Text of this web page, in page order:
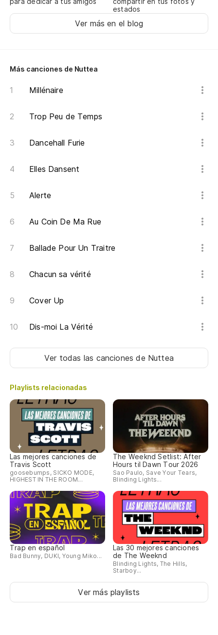
estados
Ver más en el blog
Más canciones de Nuttea
Millénaire
Trop Peu de Temps
Dancehall Furie
Elles Dansent
Alerte
Au Coin De Ma Rue
Ballade Pour Un Traitre
Chacun sa vérité
Cover Up
Dis-moi La Vérité
Ver todas las cancionesde Nuttea
Playlists relacionadas
Las mejores canciones de
Travis Scott
goosebumps, SICKO MODE,
HIGHEST IN THE ROOM...
The Weeknd Setlist: After
Hours til Dawn Tour 2026
Sao Paulo, Save Your Tears,
Blinding Lights...
Trap en español
Bad Bunny, DUKI, Young Miko...
Las 30 mejores canciones
de The Weeknd
Blinding Lights, The Hills,
Starboy...
Ver más playlists